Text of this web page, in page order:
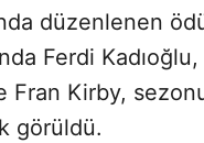
düzenlenen
Ferdi Kadıoğlu,
Fran Kirby,
görüldü.